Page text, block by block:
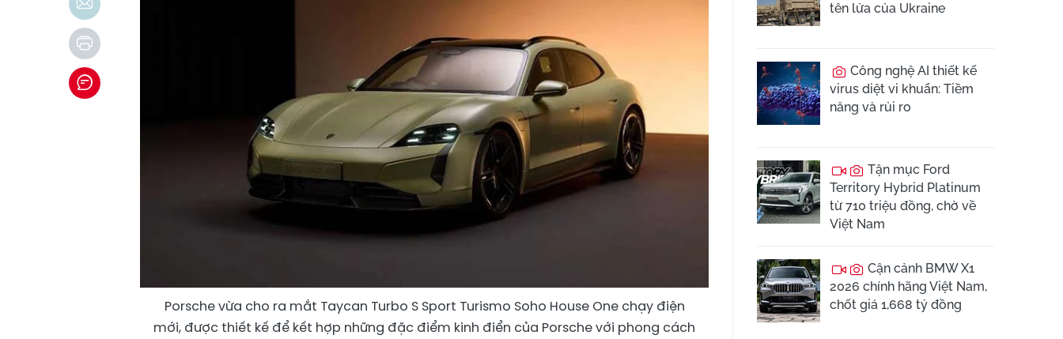
Porsche vừa cho ra mắt Taycan Turbo S Sport Turismo Soho House One chạy điện
mới, được thiết kế để kết hợp những đặc điểm kinh điển của Porsche với phong cách
tên lửa của Ukraine
Công nghệ AI thiết kế
virus diệt vi khuẩn: Tiềm
năng và rủi ro
Tận mục Ford
Territory Hybrid Platinum
từ 710 triệu đồng, chờ về
Việt Nam
Cận cảnh BMW X1
2026 chính hãng Việt Nam,
chốt giá 1,668 tỷ đồng